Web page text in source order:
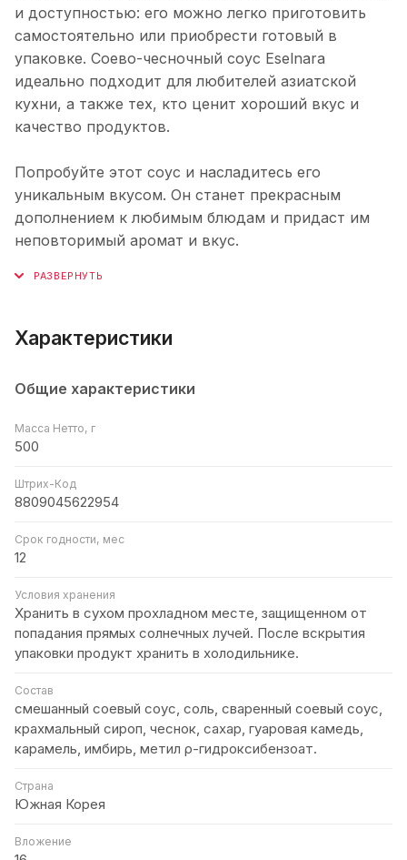
и доступностью: его можно легко приготовить
самостоятельно или приобрести готовый в
упаковке. Соево-чесночный соус Eselnara
идеально подходит для любителей азиатской
кухни, а также тех, кто ценит хороший вкус и
качество продуктов.
Попробуйте этот соус и насладитесь его
уникальным вкусом. Он станет прекрасным
дополнением к любимым блюдам и придаст им
неповторимый аромат и вкус.
Характеристики
Общие характеристики
Масса Нетто, г
500
Штрих-Код
8809045622954
Срок годности, мес
12
Условия хранения
Хранить в сухом прохладном месте, защищенном от
попадания прямых солнечных лучей. После вскрытия
упаковки продукт хранить в холодильнике.
Состав
cмешанный соевый соус, соль, сваренный соевый соус,
крахмальный сироп, чеснок, сахар, гуаровая камедь,
карамель, имбирь, метил ρ-гидроксибензоат.
Страна
Южная Корея
Вложение